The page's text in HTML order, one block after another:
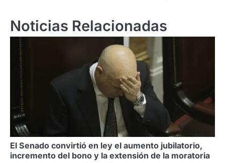
Noticias Relacionadas
El Senado convirtió en ley el aumento jubilatorio,
incremento del bono y la extensión de la moratoria